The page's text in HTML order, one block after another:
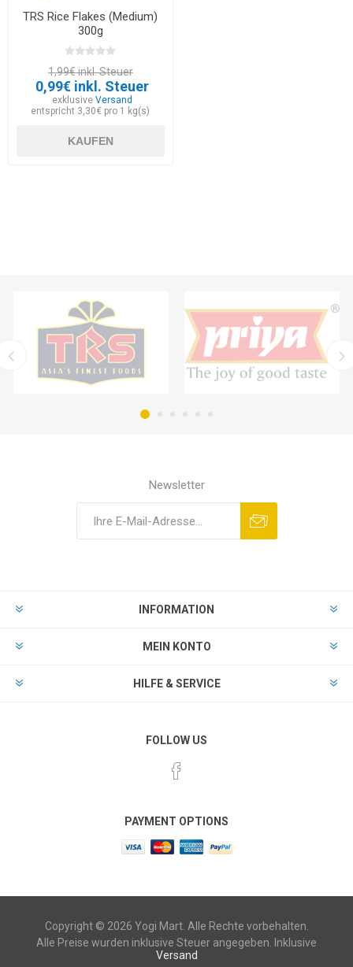
TRS Rice Flakes (Medium)
300g
1,99€ inkl. Steuer
0,99€ inkl. Steuer
exklusiveVersand
entspricht 3,30€ pro 1 kg(s)
KAUFEN
Newsletter
INFORMATION
MEIN KONTO
HILFE & SERVICE
FOLLOW US
PAYMENT OPTIONS
Copyright © 2026 Yogi Mart. Alle Rechte vorbehalten.
Alle Preise wurden inklusive Steuer angegeben. Inklusive
Versand